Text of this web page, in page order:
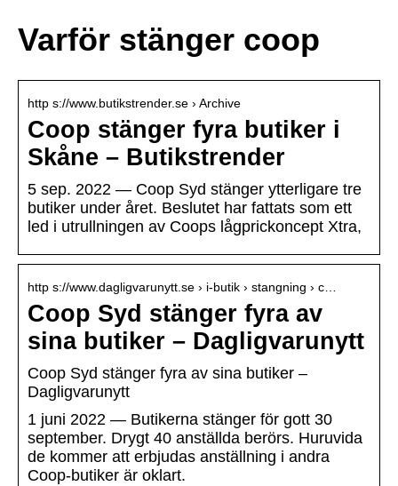
Varför stänger coop
http s://www.butikstrender.se › Archive
Coop stänger fyra butiker i
Skåne – Butikstrender
5 sep. 2022 — Coop Syd stänger ytterligare tre
butiker under året. Beslutet har fattats som ett
led i utrullningen av Coops lågprickoncept Xtra,
http s://www.dagligvarunytt.se › i-butik › stangning › c…
Coop Syd stänger fyra av
sina butiker – Dagligvarunytt
Coop Syd stänger fyra av sina butiker –
Dagligvarunytt
1 juni 2022 — Butikerna stänger för gott 30
september. Drygt 40 anställda berörs. Huruvida
de kommer att erbjudas anställning i andra
Coop-butiker är oklart.